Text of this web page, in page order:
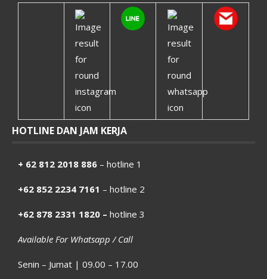
HOTLINE DAN JAM KERJA
+ 62 812 2018 886 – hotline 1
+62 852 2234 7161 – hotline 2
+62 878 2331 1820 – hotline 3
Available For Whatsapp / Call
Senin – Jumat | 09.00 – 17.00